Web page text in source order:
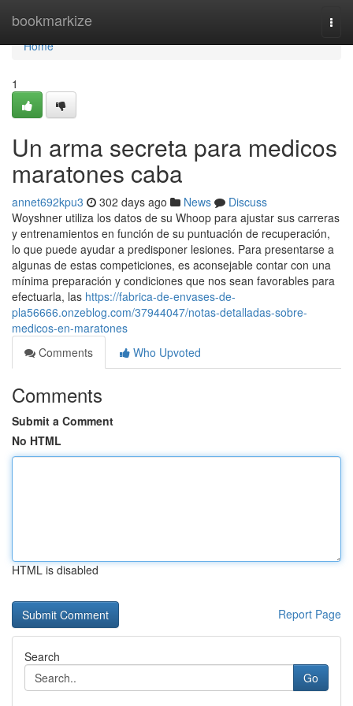
bookmarkize
Home
Home
1
Un arma secreta para medicos
maratones caba
annet692kpu3 302 days ago News
Discuss
Woyshner utiliza los datos de su Whoop para ajustar sus carreras
y entrenamientos en función de su puntuación de recuperación,
lo que puede ayudar a predisponer lesiones. Para presentarse a
algunas de estas competiciones, es aconsejable contar con una
mínima preparación y condiciones que nos sean favorables para
efectuarla, las https://fabrica-de-envases-de-
pla56666.onzeblog.com/37944047/notas-detalladas-sobre-
medicos-en-maratones
Comments
Who Upvoted
Comments
Submit a Comment
No HTML
HTML is disabled
Report Page
Search
Go